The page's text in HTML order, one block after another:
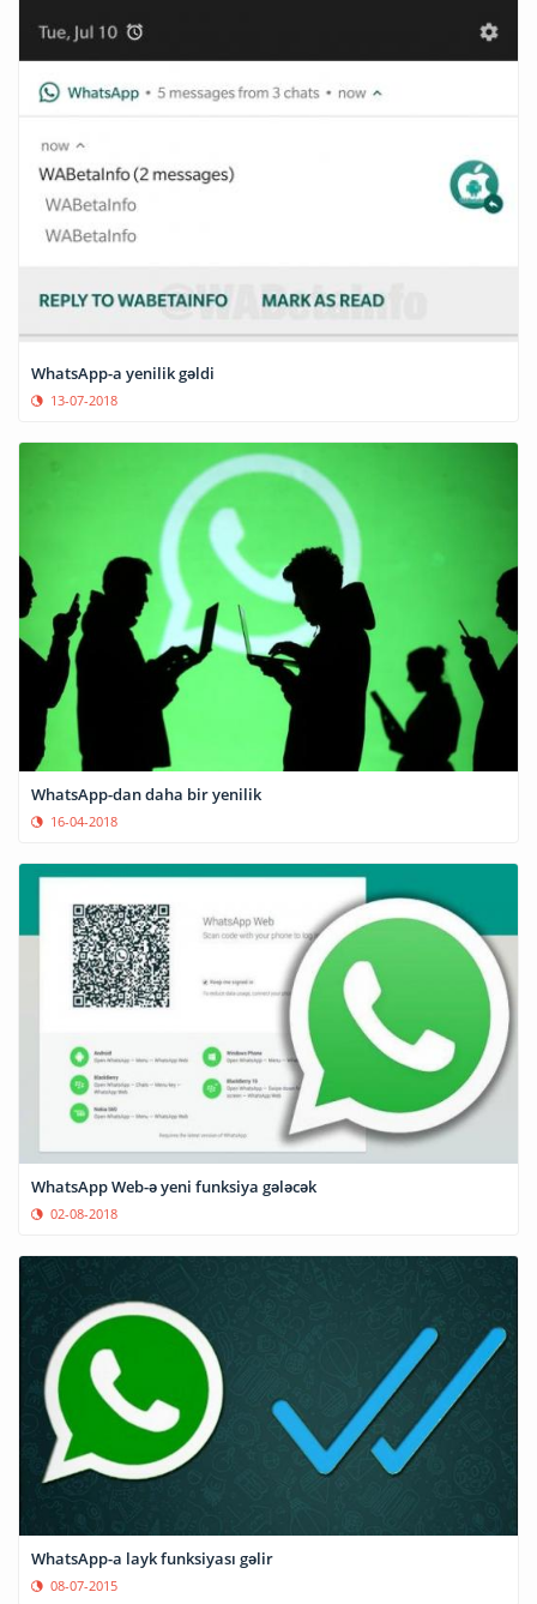
WhatsApp-a yenilik gəldi
13-07-2018
WhatsApp-dan daha bir yenilik
16-04-2018
WhatsApp Web-ə yeni funksiya gələcək
02-08-2018
WhatsApp-a layk funksiyası gəlir
08-07-2015